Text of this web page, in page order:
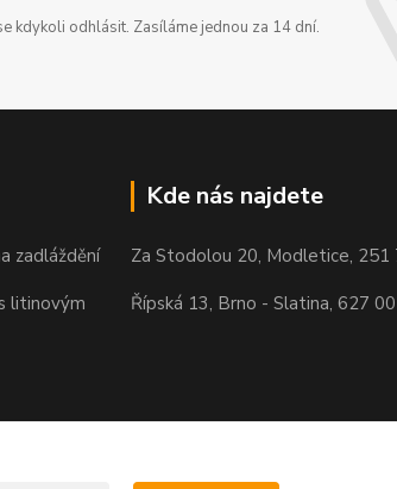
kdykoli odhlásit. Zasíláme jednou za 14 dní.
zadláždění
litinovým
Kde nás najdete
Za Stodolou 20, Modletice, 251
Řípská 13, Brno - Slatina, 627 00